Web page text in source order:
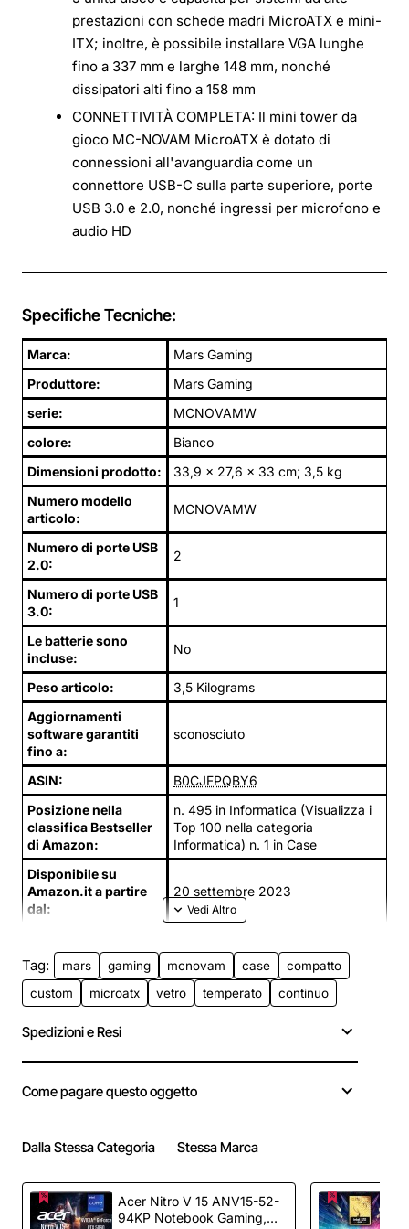
prestazioni con schede madri MicroATX e mini-
ITX; inoltre, è possibile installare VGA lunghe
fino a 337 mm e larghe 148 mm, nonché
dissipatori alti fino a 158 mm
CONNETTIVITÀ COMPLETA: Il mini tower da
gioco MC-NOVAM MicroATX è dotato di
connessioni all'avanguardia come un
connettore USB-C sulla parte superiore, porte
USB 3.0 e 2.0, nonché ingressi per microfono e
audio HD
Specifiche Tecniche:
Marca:
Mars Gaming
Produttore:
Mars Gaming
serie:
MCNOVAMW
colore:
Bianco
Dimensioni prodotto:
33,9 x 27,6 x 33 cm; 3,5 kg
Numero modello
articolo:
MCNOVAMW
Numero di porte USB
2.0:
2
Numero di porte USB
3.0:
1
Le batterie sono
incluse:
No
Peso articolo:
3,5 Kilograms
Aggiornamenti
software garantiti
fino a:
sconosciuto
ASIN:
B0CJFPQBY6
Posizione nella
classifica Bestseller
di Amazon:
n. 495 in Informatica (Visualizza i
Top 100 nella categoria
Informatica) n. 1 in Case
Disponibile su
Amazon.it a partire
dal:
20 settembre 2023
Tag: mars gaming mcnovam case
compatto
custom
microatx vetro temperato continuo
Spedizioni e Resi
Come pagare questo oggetto
Dalla Stessa Categoria Stessa Marca
Acer Nitro V 15 ANV15-52-
94KP Notebook Gaming,